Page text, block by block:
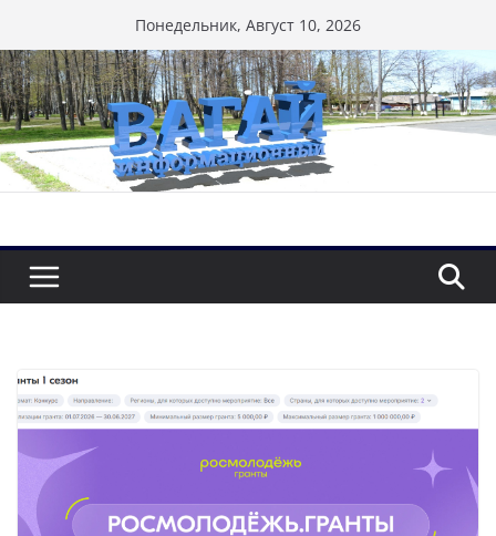
к
содержимому
Понедельник, Август 10, 2026